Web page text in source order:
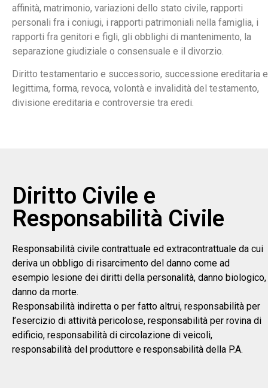
affinità, matrimonio, variazioni dello stato civile, rapporti
personali fra i coniugi, i rapporti patrimoniali nella famiglia, i
rapporti fra genitori e figli, gli obblighi di mantenimento, la
separazione giudiziale o consensuale e il divorzio.
Diritto testamentario e successorio, successione ereditaria e
legittima, forma, revoca, volontà e invalidità del testamento,
divisione ereditaria e controversie tra eredi.
Diritto Civile e
Responsabilità Civile
Responsabilità civile contrattuale ed extracontrattuale da cui
deriva un obbligo di risarcimento del danno come ad
esempio lesione dei diritti della personalità, danno biologico,
danno da morte.
Responsabilità indiretta o per fatto altrui, responsabilità per
l’esercizio di attività pericolose, responsabilità per rovina di
edificio, responsabilità di circolazione di veicoli,
responsabilità del produttore e responsabilità della P.A.